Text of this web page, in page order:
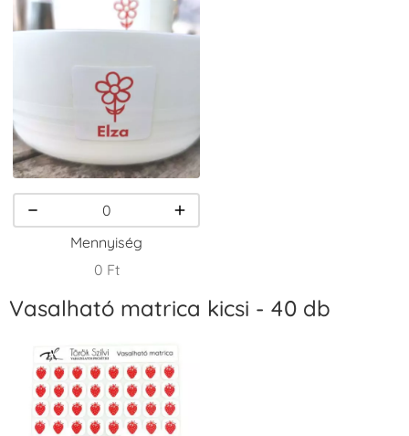
VersaCraft
Tintapárna -
Csokibarna
+1.380 Ft
VersaCraft
Tintapárna -
Erdőzöld
+790 Ft
VersaCraft
Fekete
+1.380 Ft
VersaCraft
Fenyőzöld
+1.380 Ft
VersaCraft
Mennyiség
0 Ft
Vasalható matrica kicsi - 40 db